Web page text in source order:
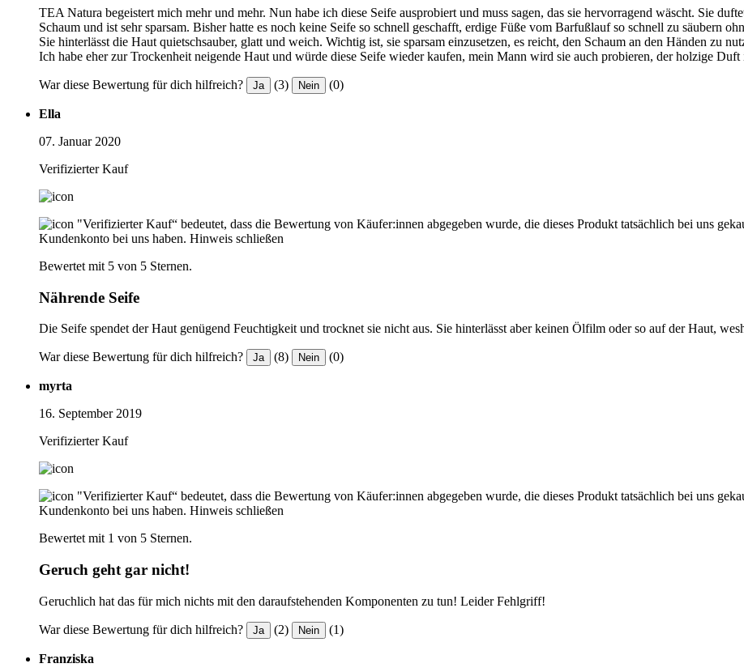
TEA Natura begeistert mich mehr und mehr. Nun habe ich diese Seife ausprobiert und muss sagen, das sie hervorragend wäscht. Sie
Schaum und ist sehr sparsam. Bisher hatte es noch keine Seife so schnell geschafft, erdige Füße vom Barfußlauf so schnell zu säubern
Sie hinterlässt die Haut quietschsauber, glatt und weich. Wichtig ist, sie sparsam einzusetzen, es reicht, den Schaum an den Händen zu
Ich habe eher zur Trockenheit neigende Haut und würde diese Seife wieder kaufen, mein Mann wird sie auch probieren, der holzige Duft
War diese Bewertung für dich hilfreich? Ja (3) Nein (0)
Ella
07. Januar 2020
Verifizierter Kauf
"Verifizierter Kauf“ bedeutet, dass die Bewertung von Käufer:innen abgegeben wurde, die dieses Produkt tatsächlich bei uns
Kundenkonto bei uns haben. Hinweis schließen
Bewertet mit 5 von 5 Sternen.
Nährende Seife
Die Seife spendet der Haut genügend Feuchtigkeit und trocknet sie nicht aus. Sie hinterlässt aber keinen Ölfilm oder so auf der Haut,
War diese Bewertung für dich hilfreich? Ja (8) Nein (0)
myrta
16. September 2019
Verifizierter Kauf
"Verifizierter Kauf“ bedeutet, dass die Bewertung von Käufer:innen abgegeben wurde, die dieses Produkt tatsächlich bei uns
Kundenkonto bei uns haben. Hinweis schließen
Bewertet mit 1 von 5 Sternen.
Geruch geht gar nicht!
Geruchlich hat das für mich nichts mit den daraufstehenden Komponenten zu tun! Leider Fehlgriff!
War diese Bewertung für dich hilfreich? Ja (2) Nein (1)
Franziska